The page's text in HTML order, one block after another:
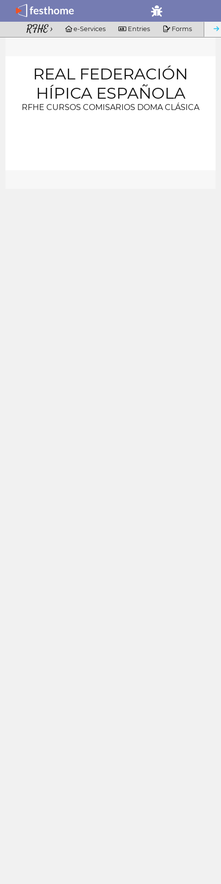
RFHE ›  e-Services  Entries  Forms
REAL FEDERACIÓN
HÍPICA ESPAÑOLA
RFHE CURSOS COMISARIOS DOMA CLÁSICA